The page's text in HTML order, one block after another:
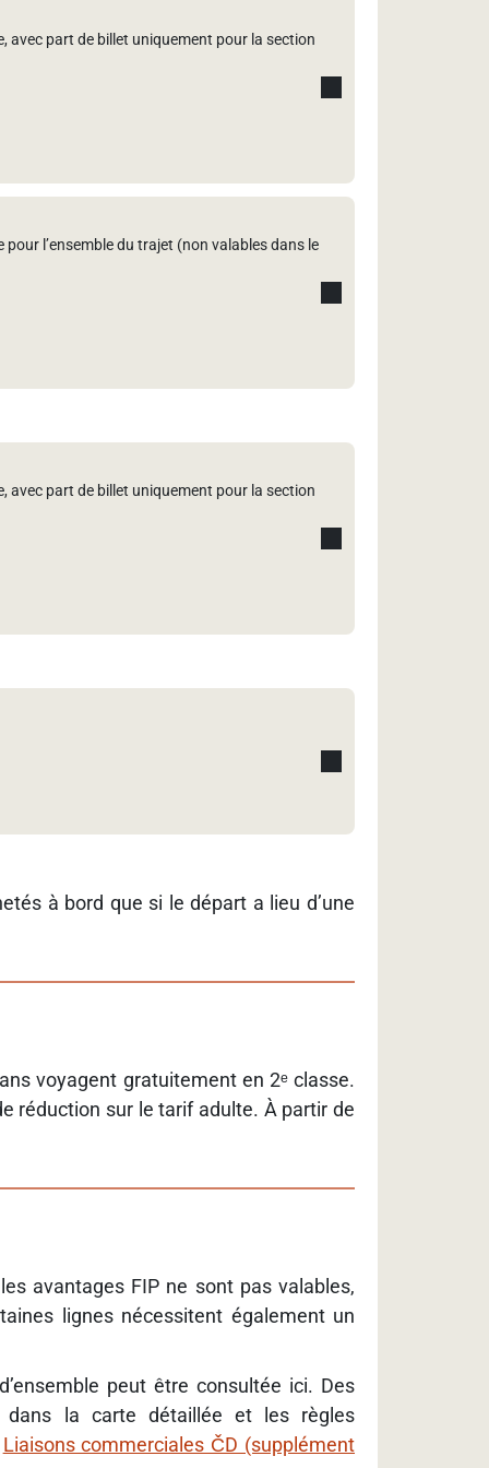
avec part de billet uniquement pour la section
l’ensemble du trajet (non valables dans le
avec part de billet uniquement pour la section
à bord que si le départ a lieu d’une
voyagent gratuitement en 2ᵉ classe.
réduction sur le tarif adulte. À partir de
avantages FIP ne sont pas valables,
lignes nécessitent également un
peut être consultée ici. Des
dans la carte détaillée et les règles
Liaisons commerciales ČD (supplément